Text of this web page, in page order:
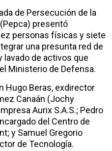
de Persecución de la
presentó
personas físicas y siete
una presunta red de
de activos que
Ministerio de Defensa.
Hugo Beras, exdirector
Canaán (Jochy
Aurix S.A.S.; Pedro
del Centro de
y Samuel Gregorio
de Tecnología.